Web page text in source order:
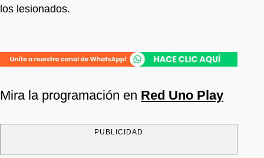
los lesionados.
Mira la programación en Red Uno Play
PUBLICIDAD